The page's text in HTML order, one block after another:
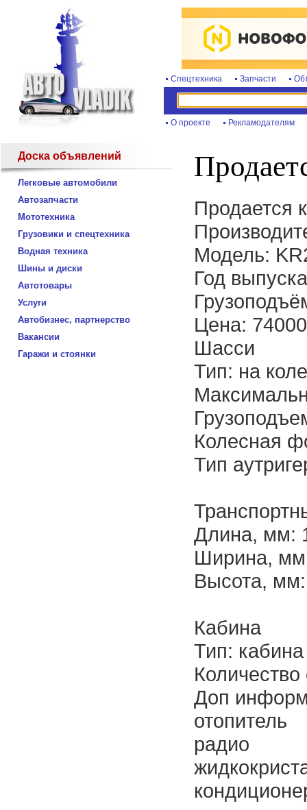
Спецтехника Запчасти
О проекте Рекламодателям
Доска объявлений
Легковые автомобили
Автозапчасти
Мототехника
Грузовики и спецтехника
Водная техника
Шины и диски
Автотовары
Услуги
Автобизнес, партнерство
Вакансии
Гаражи и стоянки
Продается
Модель:
Год
Цена:
Шасси
Тип: на
Колесная
Тип
Длина, мм:
Ширина,
Высота,
Кабина
Тип: кабина
Доп
отопитель
радио